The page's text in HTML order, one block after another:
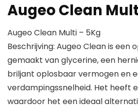
Augeo Clean
Augeo Clean Multi – 5Kg
Beschrijving: Augeo Clean is een
gemaakt van glycerine, een
briljant oplosbaar vermogen en
verdampingssnelheid. Het heeft
waardoor het een ideaal